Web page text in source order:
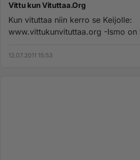
Vittu kun Vituttaa.Org
Kun vituttaa niin kerro se Keijolle:
12.07.2011 15:53